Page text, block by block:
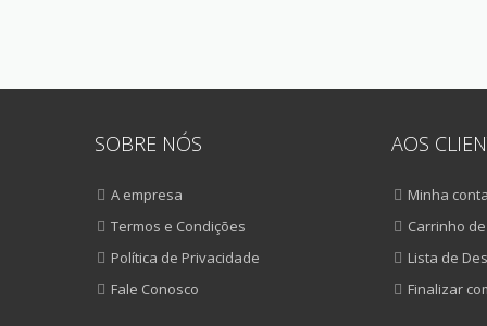
SOBRE NÓS
A empresa
Termos e Condições
Política de Privacidade
Fale Conosco
AOS
Minha conta
Carrinho
Lista de
Finalizar